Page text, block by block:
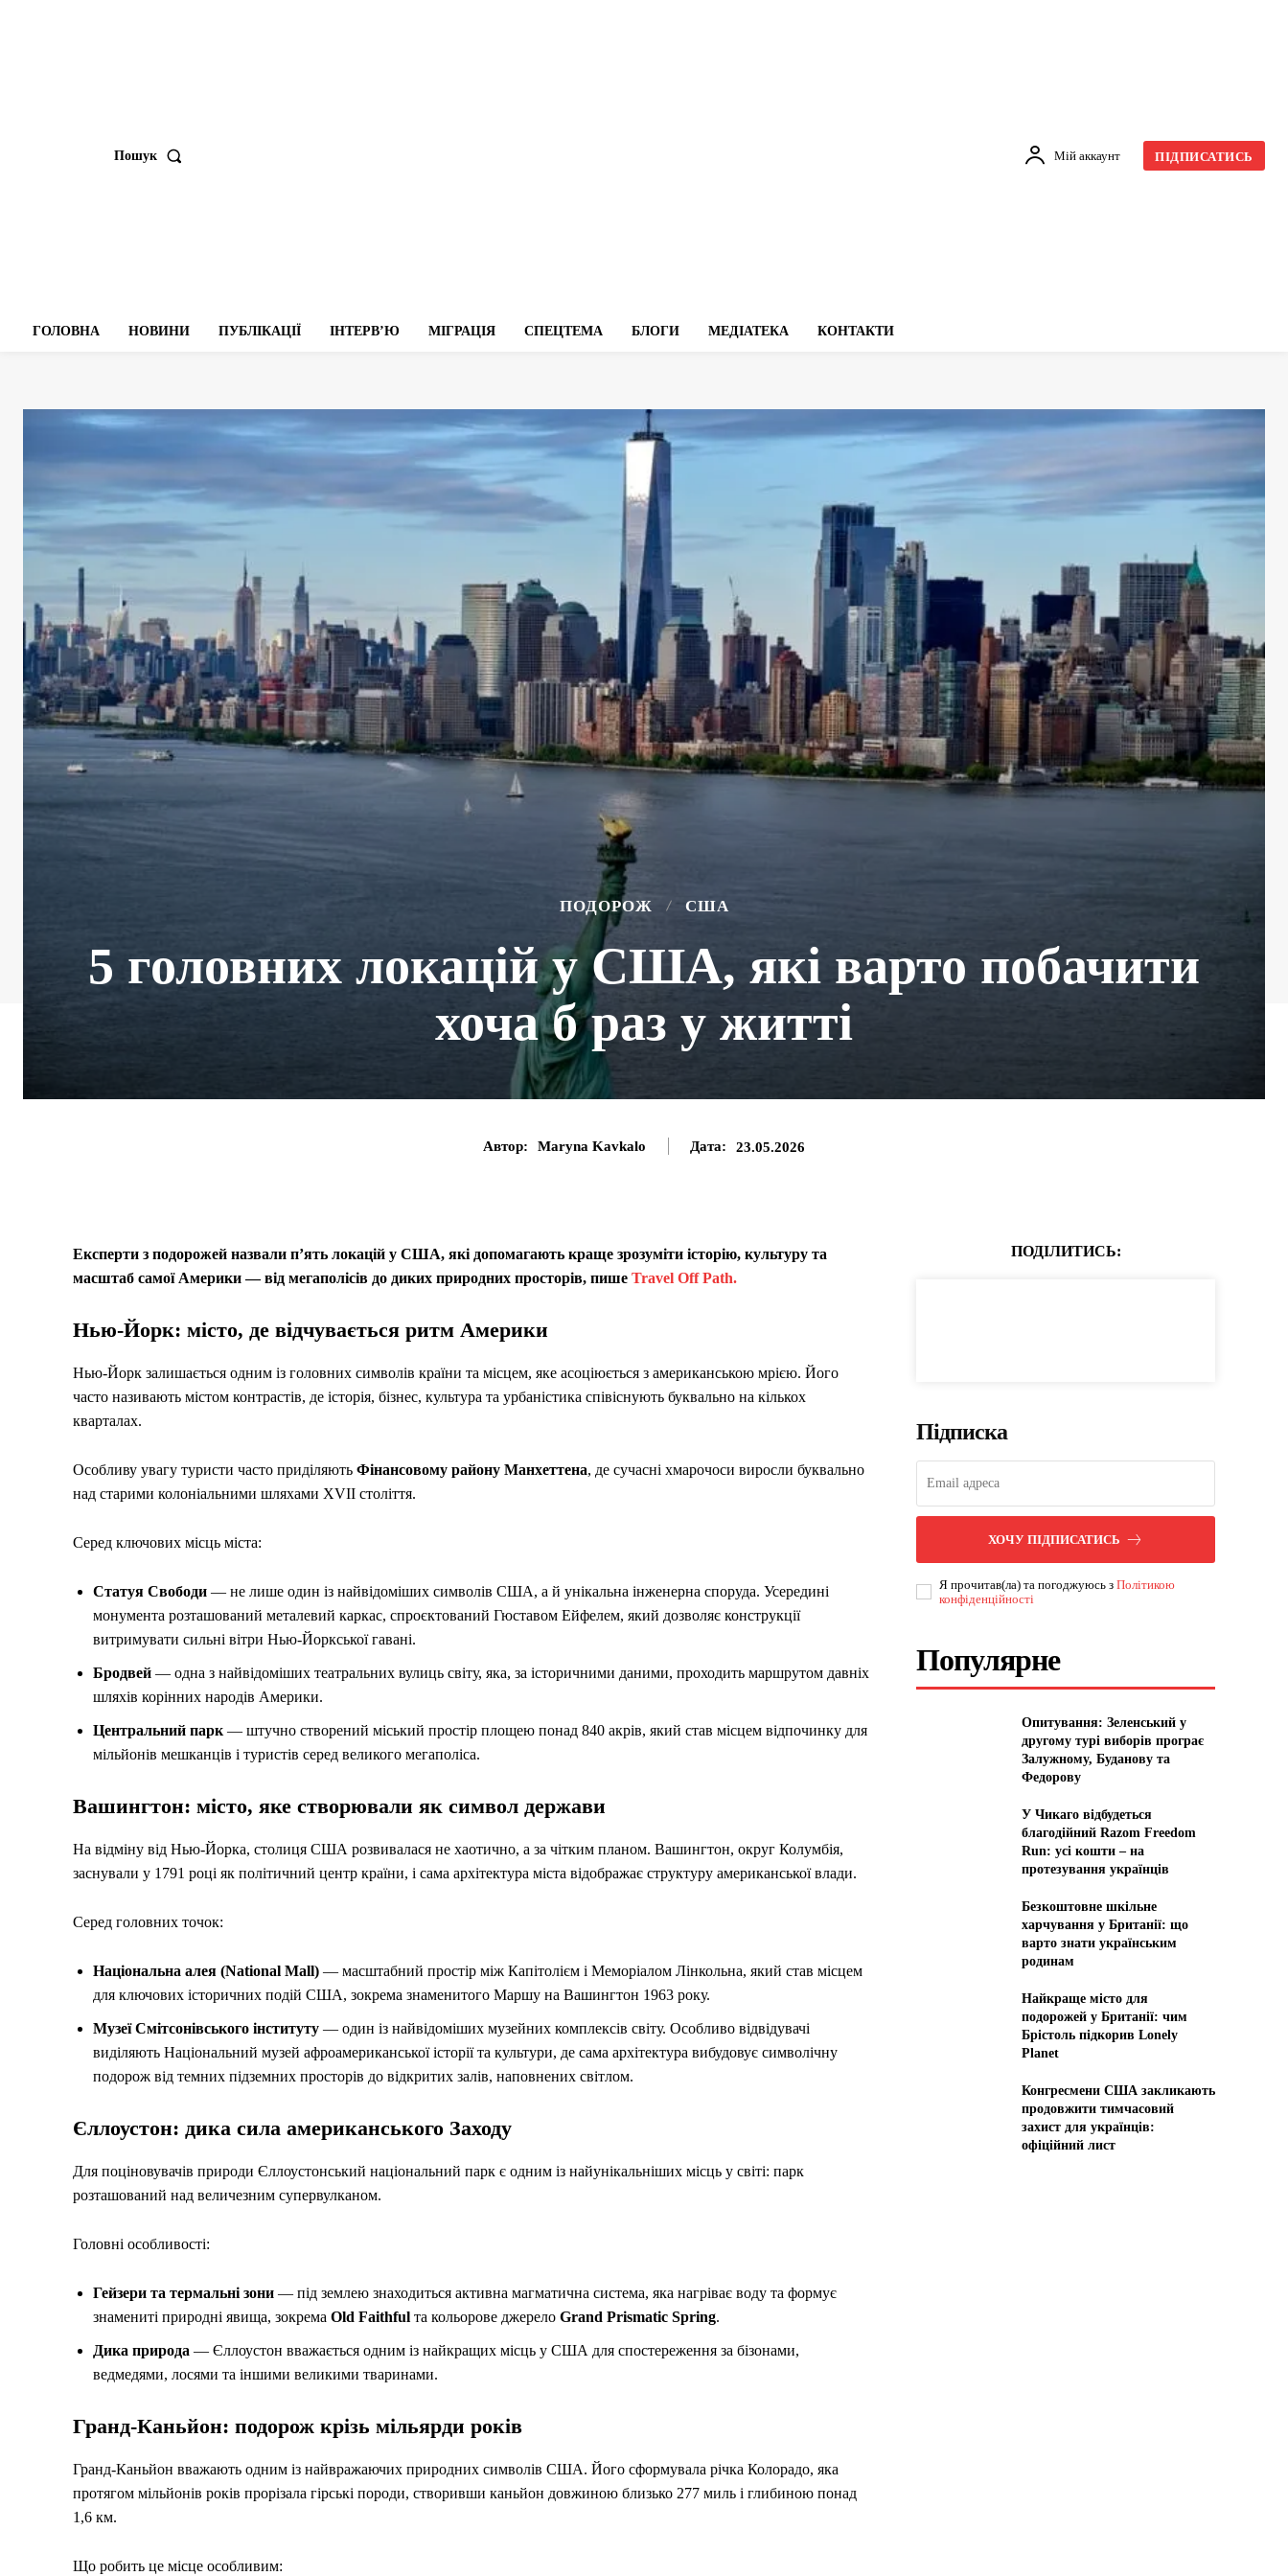
Пошук Мій аккаунт ПІДПИСАТИСЬ
ГОЛОВНА НОВИНИ ПУБЛІКАЦІЇ ІНТЕРВʼЮ МІГРАЦІЯ СПЕЦТЕМА БЛОГИ МЕДІАТЕКА КОНТАКТИ
ПОДОРОЖ США
5 головних локацій у США, які варто побачити
хоча б раз у житті
Автор: Maryna Kavkalo Дата: 23.05.2026
Експерти з подорожей назвали п’ять локацій у США, які допомагають краще зрозуміти історію, культуру та
масштаб самої Америки — від мегаполісів до диких природних просторів, пише Travel Off Path.
Нью-Йорк: місто, де відчувається ритм Америки
Нью-Йорк залишається одним із головних символів країни та місцем, яке асоціюється з американською мрією. Його
часто називають містом контрастів, де історія, бізнес, культура та урбаністика співіснують буквально на кількох
кварталах.
Особливу увагу туристи часто приділяють Фінансовому району Манхеттена, де сучасні хмарочоси виросли буквально
над старими колоніальними шляхами XVII століття.
Серед ключових місць міста:
Статуя Свободи — не лише один із найвідоміших символів США, а й унікальна інженерна споруда. Усередині
монумента розташований металевий каркас, спроєктований Гюставом Ейфелем, який дозволяє конструкції
витримувати сильні вітри Нью-Йоркської гавані.
Бродвей — одна з найвідоміших театральних вулиць світу, яка, за історичними даними, проходить маршрутом давніх
шляхів корінних народів Америки.
Центральний парк — штучно створений міський простір площею понад 840 акрів, який став місцем відпочинку для
мільйонів мешканців і туристів серед великого мегаполіса.
Вашингтон: місто, яке створювали як символ держави
На відміну від Нью-Йорка, столиця США розвивалася не хаотично, а за чітким планом. Вашингтон, округ Колумбія,
заснували у 1791 році як політичний центр країни, і сама архітектура міста відображає структуру американської влади.
Серед головних точок:
Національна алея (National Mall) — масштабний простір між Капітолієм і Меморіалом Лінкольна, який став місцем
для ключових історичних подій США, зокрема знаменитого Маршу на Вашингтон 1963 року.
Музеї Смітсонівського інституту — один із найвідоміших музейних комплексів світу. Особливо відвідувачі
виділяють Національний музей афроамериканської історії та культури, де сама архітектура вибудовує символічну
подорож від темних підземних просторів до відкритих залів, наповнених світлом.
Єллоустон: дика сила американського Заходу
Для поціновувачів природи Єллоустонський національний парк є одним із найунікальніших місць у світі: парк
розташований над величезним супервулканом.
Головні особливості:
Гейзери та термальні зони — під землею знаходиться активна магматична система, яка нагріває воду та формує
знамениті природні явища, зокрема Old Faithful та кольорове джерело Grand Prismatic Spring.
Дика природа — Єллоустон вважається одним із найкращих місць у США для спостереження за бізонами,
ведмедями, лосями та іншими великими тваринами.
Гранд-Каньйон: подорож крізь мільярди років
Гранд-Каньйон вважають одним із найвражаючих природних символів США. Його сформувала річка Колорадо, яка
протягом мільйонів років прорізала гірські породи, створивши каньйон довжиною близько 277 миль і глибиною понад
1,6 км.
Що робить це місце особливим:
ПОДІЛИТИСЬ:
Підписка
ХОЧУ ПІДПИСАТИСЬ
Я прочитав(ла) та погоджуюсь зПолітикою
конфіденційності
Популярне
Опитування: Зеленський у
другому турі виборів програє
Залужному, Буданову та
Федорову
У Чикаго відбудеться
благодійний Razom Freedom
Run: усі кошти – на
протезування українців
Безкоштовне шкільне
харчування у Британії: що
варто знати українським
родинам
Найкраще місто для
подорожей у Британії: чим
Брістоль підкорив Lonely
Planet
Конгресмени США закликають
продовжити тимчасовий
захист для українців:
офіційний лист